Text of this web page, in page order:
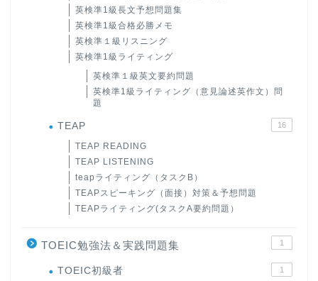
英検準1級長文予想問題集
英検準1級合格必勝メモ
英検準１級リスニング
英検準1級ライティング
英検準１級英文要約問題
英検準1級ライティング（意見論述英作文）問
題
TEAP 16
TEAP READING
TEAP LISTENING
teapライティング（タスクB）
TEAPスピーキング（面接）対策＆予想問題
TEAPライティング(タスクA要約問題）
TOEIC勉強法＆実践問題集 1
TOEIC初級者 1